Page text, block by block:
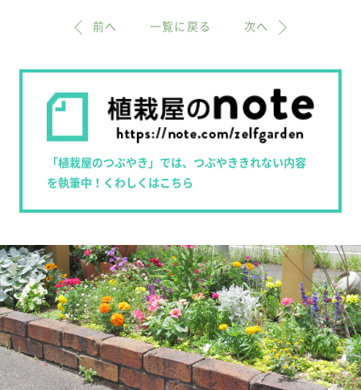
前へ 一覧に戻る 次へ
「植栽屋のつぶやき」では、つぶやききれない内容
を執筆中！くわしくはこちら